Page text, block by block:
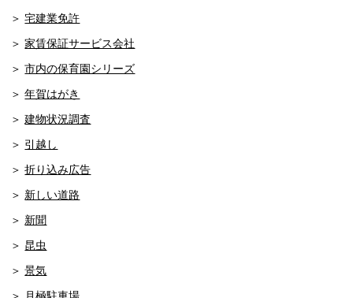
宅建業免許
家賃保証サービス会社
市内の保育園シリーズ
年賀はがき
建物状況調査
引越し
折り込み広告
新しい道路
新聞
昆虫
景気